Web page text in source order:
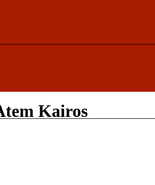
Kairos